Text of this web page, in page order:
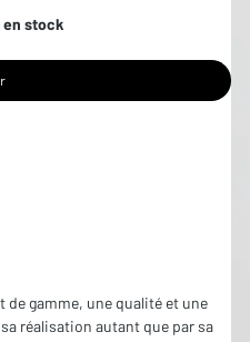
en stock
de gamme, une qualité et une
réalisation autant que par sa